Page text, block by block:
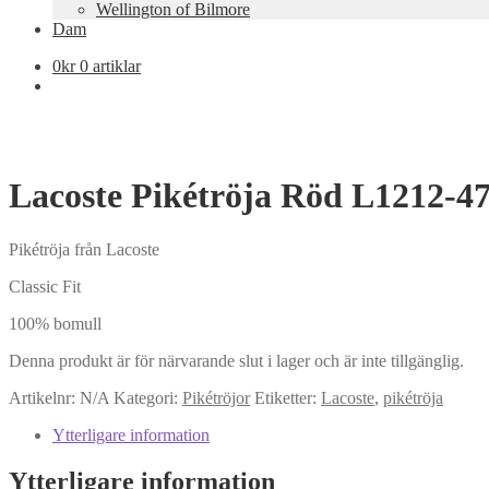
Wellington of Bilmore
Dam
0kr 0 artiklar
Lacoste Pikétröja Röd L1212-
Pikétröja från Lacoste
Classic Fit
100% bomull
Denna produkt är för närvarande slut i lager och är inte tillgänglig.
Artikelnr: N/A Kategori: Pikétröjor Etiketter: Lacoste, pikétröja
Ytterligare information
Ytterligare information